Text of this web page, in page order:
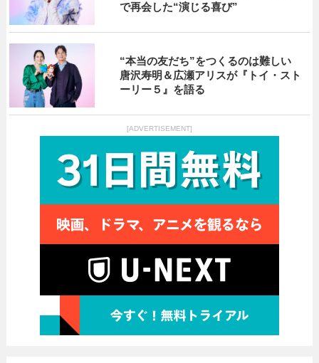
で再会した“演じる喜び”
“本当の友だち”をつくるのは難しい
唐沢寿明＆広瀬アリスが『トイ・スト
ーリー５』を語る
[ADVERTISEMENT]